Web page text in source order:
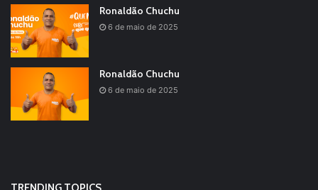
Ronaldão Chuchu
6 de maio de 2025
Ronaldão Chuchu
6 de maio de 2025